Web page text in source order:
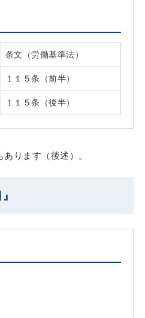
条文（労働基準法）
１１５条（前半）
１１５条（後半）
ります（後述）。